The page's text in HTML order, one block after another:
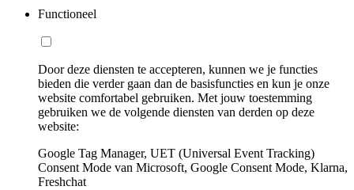
Functioneel
Door deze diensten te accepteren, kunnen we je functies
bieden die verder gaan dan de basisfuncties en kun je onze
website comfortabel gebruiken. Met jouw toestemming
gebruiken we de volgende diensten van derden op deze
website:
Google Tag Manager, UET (Universal Event Tracking)
Consent Mode van Microsoft, Google Consent Mode, Klarna,
Freshchat